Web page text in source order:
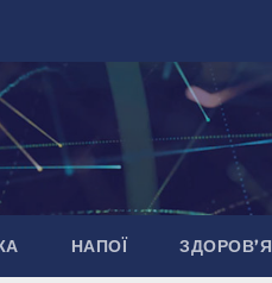
НАПОЇ ЗДОРОВ’Я